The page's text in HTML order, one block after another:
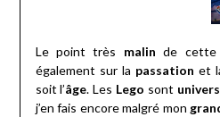
Le point très malin de cette
également sur la passation et
soit l’âge. Les Lego sont
j’en fais encore malgré mon